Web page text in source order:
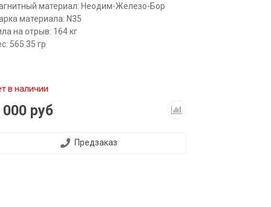
в наличии
000 руб
материал: Неодим-Железо-Бор
материала: N35
на отрыв: 164 кг
565.35 гр
Предзаказ